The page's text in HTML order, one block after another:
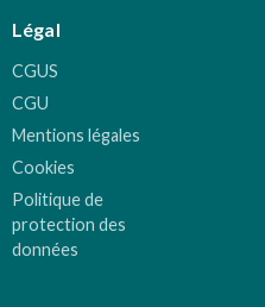
Légal
CGUS
CGU
Mentions légales
Cookies
Politique de
protection des
données